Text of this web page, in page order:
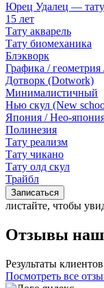
Юрец Удалец —
15 лет
Тату акварель
Тату биомеханика
Блэкворк
Графика /
Дотворк (Dotwork)
Минималистичный
Нью скул (New
Япония / Нео-
Полинезия
Тату реализм
Тату чикано
Тату олд скул
Трайбл
Записаться
листайте, чтобы
Отзывы
Результаты клиентов
Посмотреть все